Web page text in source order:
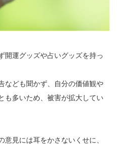
開運グッズや占いグッズを持っ
なども聞かず、自分の価値観や
も多いため、被害が拡大してい
見には耳をかさないくせに、